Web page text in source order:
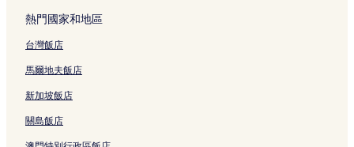
熱門國家和地區
台灣飯店
馬爾地夫飯店
新加坡飯店
關島飯店